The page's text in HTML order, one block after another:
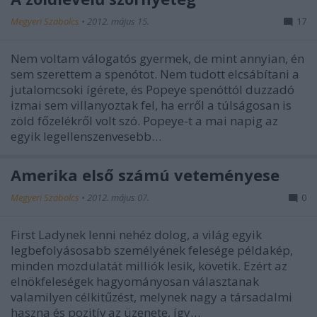
Megyeri Szabolcs • 2012. május 15. 17
Nem voltam válogatós gyermek, de mint annyian, én
sem szerettem a spenótot. Nem tudott elcsábítani a
jutalomcsoki ígérete, és Popeye spenóttól duzzadó
izmai sem villanyoztak fel, ha erről a túlságosan is
zöld főzelékről volt szó. Popeye-t a mai napig az
egyik legellenszenvesebb…
Amerika első számú veteményese
Megyeri Szabolcs • 2012. május 07. 0
First Ladynek lenni nehéz dolog, a világ egyik
legbefolyásosabb személyének felesége példakép,
minden mozdulatát milliók lesik, követik. Ezért az
elnökfeleségek hagyományosan választanak
valamilyen célkitűzést, melynek nagy a társadalmi
haszna és pozitív az üzenete, így…